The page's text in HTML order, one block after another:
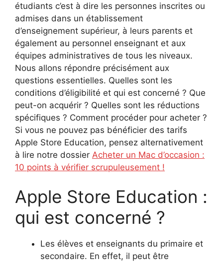
étudiants c’est à dire les personnes inscrites ou
admises dans un établissement
d’enseignement supérieur, à leurs parents et
également au personnel enseignant et aux
équipes administratives de tous les niveaux.
Nous allons répondre précisément aux
questions essentielles. Quelles sont les
conditions d’éligibilité et qui est concerné ? Que
peut-on acquérir ? Quelles sont les réductions
spécifiques ? Comment procéder pour acheter ?
Si vous ne pouvez pas bénéficier des tarifs
Apple Store Education, pensez alternativement
à lire notre dossier Acheter un Mac d’occasion :
10 points à vérifier scrupuleusement !
Apple Store Education :
qui est concerné ?
Les élèves et enseignants du primaire et
secondaire. En effet, il peut être